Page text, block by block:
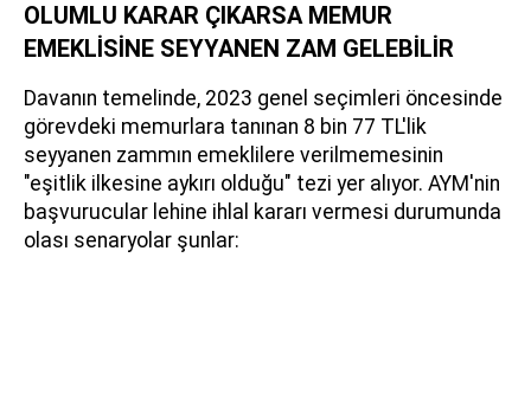
OLUMLU KARAR ÇIKARSA MEMUR
EMEKLİSİNE SEYYANEN ZAM GELEBİLİR
Davanın temelinde, 2023 genel seçimleri öncesinde
görevdeki memurlara tanınan 8 bin 77 TL'lik
seyyanen zammın emeklilere verilmemesinin
"eşitlik ilkesine aykırı olduğu" tezi yer alıyor. AYM'nin
başvurucular lehine ihlal kararı vermesi durumunda
olası senaryolar şunlar: